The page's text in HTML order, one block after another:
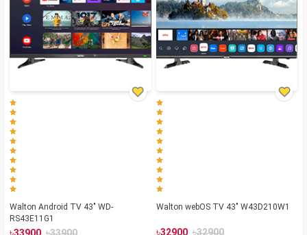
Walton Android TV 43" WD-
RS43E11G1
Walton webOS TV 43" W43D210W1
৳32900 ৳32900